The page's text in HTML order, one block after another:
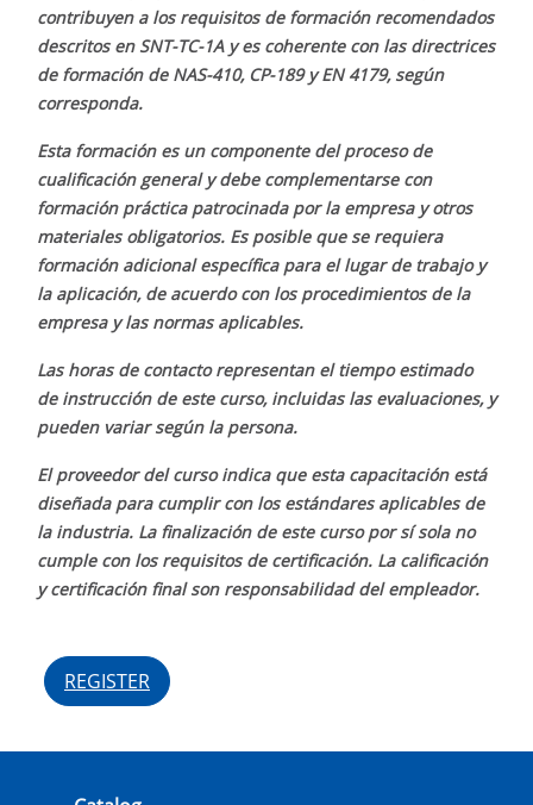
contribuyen a los requisitos de formación recomendados
descritos en SNT-TC-1A y es coherente con las directrices
de formación de NAS-410, CP-189 y EN 4179, según
corresponda.
Esta formación es un componente del proceso de
cualificación general y debe complementarse con
formación práctica patrocinada por la empresa y otros
materiales obligatorios. Es posible que se requiera
formación adicional específica para el lugar de trabajo y
la aplicación, de acuerdo con los procedimientos de la
empresa y las normas aplicables.
Las horas de contacto representan el tiempo estimado
de instrucción de este curso, incluidas las evaluaciones, y
pueden variar según la persona.
El proveedor del curso indica que esta capacitación está
diseñada para cumplir con los estándares aplicables de
la industria. La finalización de este curso por sí sola no
cumple con los requisitos de certificación. La calificación
y certificación final son responsabilidad del empleador.
REGISTER